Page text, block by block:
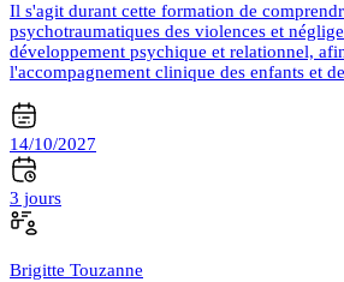
Il s'agit durant cette formation de
psychotraumatiques des violences et
développement psychique et relationnel,
l'accompagnement clinique des enfants et
14/10/2027
3 jours
Brigitte Touzanne